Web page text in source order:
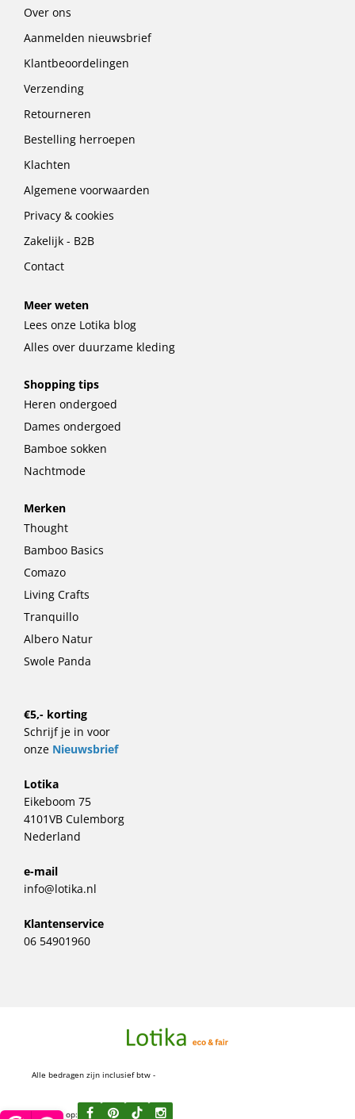
Over ons
Aanmelden nieuwsbrief
Klantbeoordelingen
Verzending
Retourneren
Bestelling herroepen
Klachten
Algemene voorwaarden
Privacy & cookies
Zakelijk - B2B
Contact
Meer weten
Lees onze Lotika blog
Alles over duurzame kleding
Shopping tips
Heren ondergoed
Dames ondergoed
Bamboe sokken
Nachtmode
Merken
Thought
Bamboo Basics
Comazo
Living Crafts
Tranquillo
Albero Natur
Swole Panda
€5,- korting
Schrijf je in voor
onze Nieuwsbrief
Lotika
Eikeboom 75
4101VB Culemborg
Nederland
e-mail
info@lotika.nl
Klantenservice
06 54901960
Alle bedragen zijn inclusief btw -
Volg ons op: